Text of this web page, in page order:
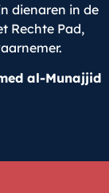
dienaren in de
Rechte Pad,
al-Munajjid